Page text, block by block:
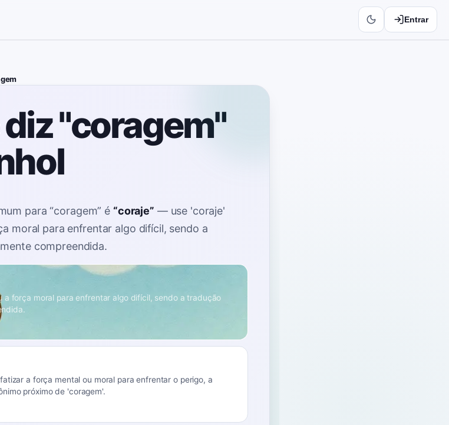
Entrar
diz "coragem"
para “coragem” é “coraje” — use 'coraje'
moral para enfrentar algo difícil, sendo a
compreendida.
a força moral para enfrentar algo difícil, sendo a tradução
a força mental ou moral para enfrentar o perigo, a
próximo de 'coragem'.